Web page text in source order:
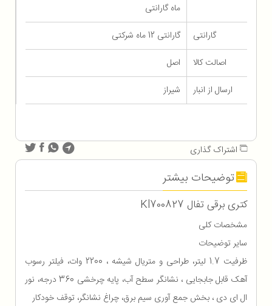
ماه گارانتی
گارانتی
گارانتی 12 ماه شرکتی
اصالت کالا
اصل
ارسال از انبار
شیراز
اشتراک گذاری
توضیحات بیشتر
کتری برقی تفال Kl700827
مشخصات کلی
سایر توضیحات
ظرفیت 1.7 لیتر، طراحی و متریال شیشه ، 2200 وات، فیلتر رسوب
آهک قابل جابجایی ، نشانگر سطح آب، پایه چرخشی 360 درجه، نور
ال ای دی ، بخش جمع آوری سیم برق، چراغ نشانگر، توقف خودکار